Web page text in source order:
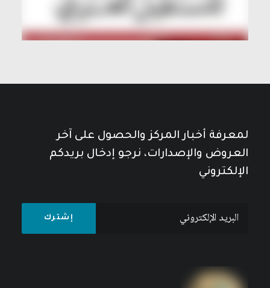
لمعرفة أخبار المركز والحصول على آخر
العروض والإصدارات، نرجو إدخال بريدكم
الإلكتروني